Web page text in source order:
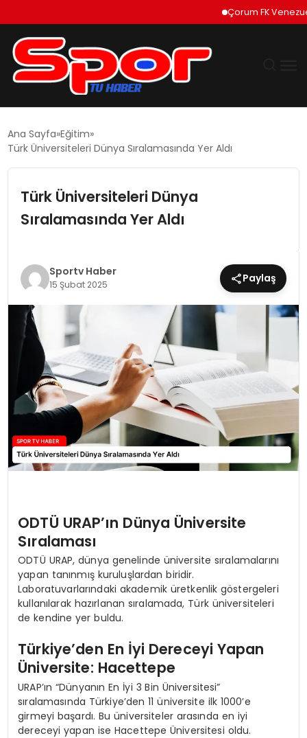
Çorum FK
EKONOMI
TEKNOLOJI
EĞITIM
MAGAZIN
SPOR
YAŞAM
Ana Sayfa Eğitim
Türk Üniversiteleri Dünya Sıralamasında Yer Aldı
Türk Üniversiteleri Dünya
Sıralamasında Yer Aldı
Sportv Haber
15 Şubat 2025 Paylaş
ODTÜ URAP’ın Dünya Üniversite
Sıralaması
ODTÜ URAP, dünya genelinde üniversite sıralamalarını
yapan tanınmış kuruluşlardan biridir.
Laboratuvarlarındaki akademik üretkenlik göstergeleri
kullanılarak hazırlanan sıralamada, Türk üniversiteleri
de kendine yer buldu.
Türkiye’den En İyi Dereceyi Yapan
Üniversite: Hacettepe
URAP’ın “Dünyanın En İyi 3 Bin Üniversitesi”
sıralamasında Türkiye’den 11 üniversite ilk 1000’e
girmeyi başardı. Bu üniversiteler arasında en iyi
dereceyi yapan ise Hacettepe Üniversitesi oldu.